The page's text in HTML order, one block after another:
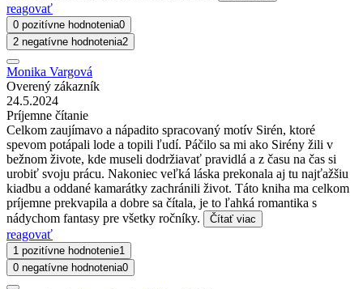
reagovať
0 pozitívne hodnotenia0
2 negatívne hodnotenia2
Monika Vargová
Overený zákazník
24.5.2024
Príjemne čítanie
Celkom zaujímavo a nápadito spracovaný motív Sirén, ktoré
spevom potápali lode a topili ľudí. Páčilo sa mi ako Sirény žili v
bežnom živote, kde museli dodržiavať pravidlá a z času na čas si
urobiť svoju prácu. Nakoniec veľká láska prekonala aj tu najťažšiu
kiadbu a oddané kamarátky zachránili život. Táto kniha ma celkom
príjemne prekvapila a dobre sa čítala, je to ľahká romantika s
nádychom fantasy pre všetky ročníky.
Čítať viac
reagovať
1 pozitívne hodnotenie1
0 negatívne hodnotenia0